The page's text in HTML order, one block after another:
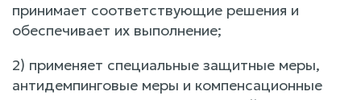
принимает соответствующие решения и
обеспечивает их выполнение;
2) применяет специальные защитные меры,
антидемпинговые меры и компенсационные